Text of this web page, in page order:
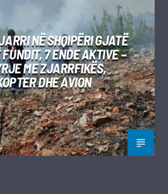
NË SHQIPËRI GJATË
FUNDIT, 7 ENDE AKTIVE –
ME ZJARRFIKËS,
DHE AVION